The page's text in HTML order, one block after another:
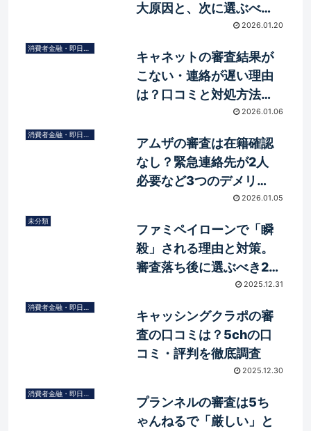
大原因と、次に選ぶべき
「法的」な抜け道 2026.01.20
消費者金融・即日融資
キャネットの審査結果が
こない・連絡が遅い理由
は？口コミと対処方法を
2026.01.06
消費者金融・即日融資
アムザの審査は在籍確認
なし？緊急連絡先が2人
必要など3つのデメリッ
2026.01.05
未分類
ファミペイローンで「瞬
殺」される理由と対策。
審査落ち後に選ぶべき2
2025.12.31
消費者金融・即日融資
キャッシングクラポの審
査の口コミは？5chの口
コミ・評判を徹底調査
2025.12.30
消費者金融・即日融資
プランネルの審査は5ち
ゃんねるで「厳しい」と